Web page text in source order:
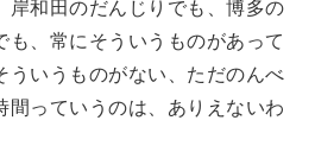
岸和田のだんじりでも、博多の
も、常にそういうものがあって
ういうものがない、ただのんべ
間っていうのは、ありえないわ